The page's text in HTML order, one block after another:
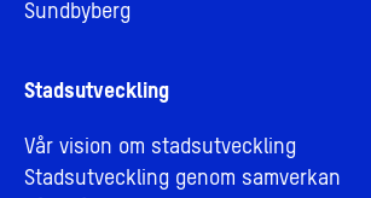
Sundbyberg
Stadsutveckling
Vår vision om stadsutveckling
Stadsutveckling genom samverkan